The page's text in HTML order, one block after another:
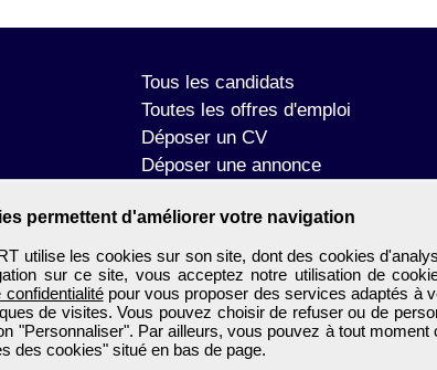
permettent d'améliorer votre navigation
utilise les cookies sur son site, dont des cookies
sur ce site, vous acceptez notre utilisation de
confidentialitépour vous proposer des services adaptés à
de visites. Vous pouvez choisir de refuser ou de
"Personnaliser". Par ailleurs, vous pouvez à tout
des cookies" situé en bas de page.
Tous les candidats
Toutes les offres d'emploi
Déposer un CV
Déposer une annonce